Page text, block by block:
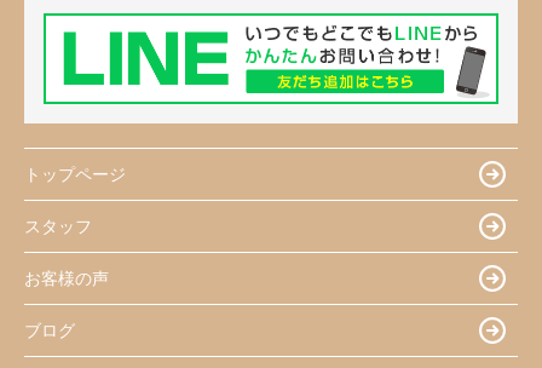
トップページ
スタッフ
お客様の声
ブログ